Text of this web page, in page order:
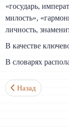
«государь,
милость»,
личность,
В качестве
В словарях
Предыдущий:
Назад